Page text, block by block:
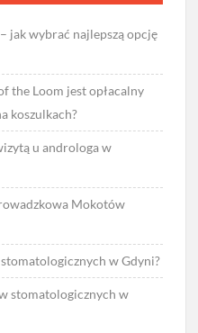
jak wybrać najlepszą opcję
the Loom jest opłacalny
koszulkach?
u androloga w
Mokotów
w Gdyni?
stomatologicznych w